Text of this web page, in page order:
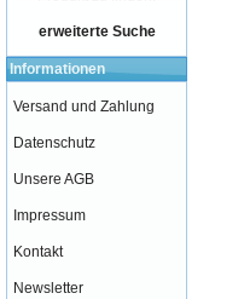
erweiterte Suche
Informationen
Versand und Zahlung
Datenschutz
Unsere AGB
Impressum
Kontakt
Newsletter